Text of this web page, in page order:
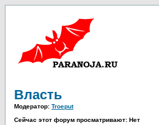
Власть
Модератор: Troeput
Сейчас этот форум просматривают: Нет